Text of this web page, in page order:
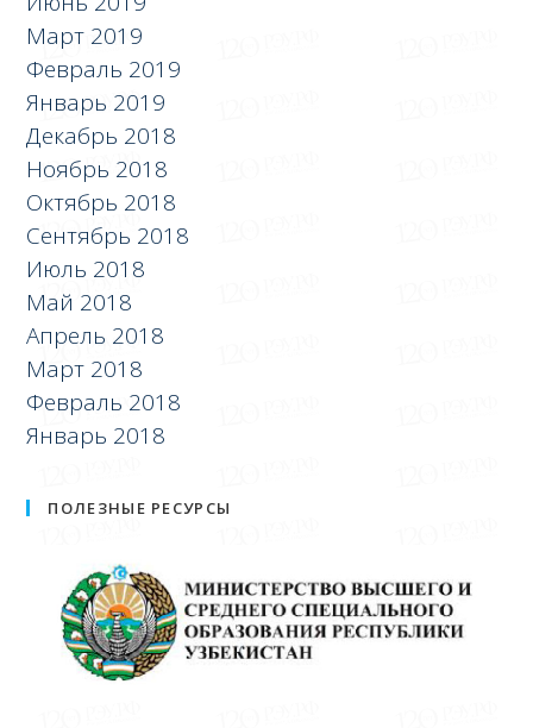
Март 2019
Февраль 2019
Январь 2019
Декабрь 2018
Ноябрь 2018
Октябрь 2018
Сентябрь 2018
Июль 2018
Май 2018
Апрель 2018
Март 2018
Февраль 2018
Январь 2018
ПОЛЕЗНЫЕ РЕСУРСЫ